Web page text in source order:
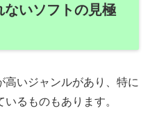
いソフトの見極
いジャンルがあり、特に
るものもあります。